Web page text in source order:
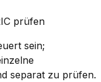
prüfen
sein;
separat zu prüfen.